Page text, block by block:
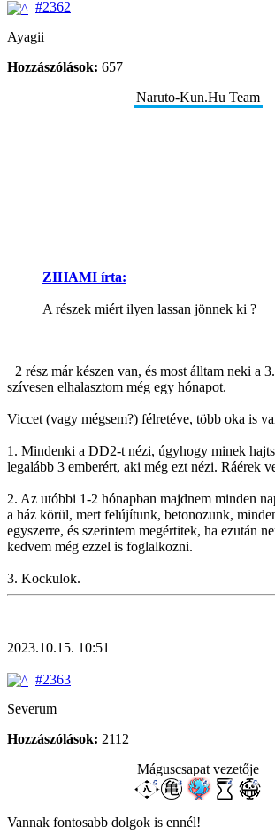
#2362
Ayagii
Hozzászólások: 657
Naruto-Kun.Hu Team
ZIHAMI írta:
A részek miért ilyen lassan jönnek ki ?
+2 rész már készen van, és most álltam neki a
szívesen elhalasztom még egy hónapot.
Viccet (vagy mégsem?) félretéve, több oka is
1. Mindenki a DD2-t nézi, úgyhogy minek
legalább 3 emberért, aki még ezt nézi. Ráérek
2. Az utóbbi 1-2 hónapban majdnem minden
a ház körül, mert felújítunk, betonozunk,
egyszerre, és szerintem megértitek, ha ezután
kedvem még ezzel is foglalkozni.
3. Kockulok.
2023.10.15. 10:51
#2363
Severum
Hozzászólások: 2112
Máguscsapat vezetője
Vannak fontosabb dolgok is ennél!